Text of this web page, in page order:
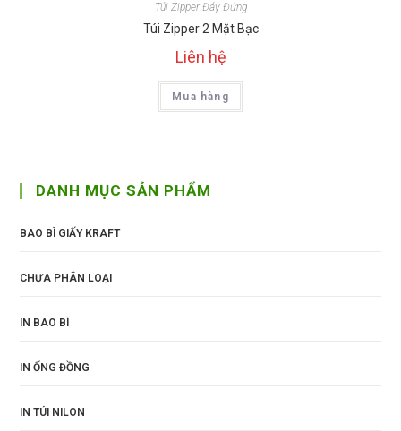
Túi Zipper Đáy Đứng
Túi Zipper 2 Mặt Bạc
Liên hệ
Mua hàng
DANH MỤC SẢN PHẨM
BAO BÌ GIẤY KRAFT
CHƯA PHÂN LOẠI
IN BAO BÌ
IN ỐNG ĐỒNG
IN TÚI NILON